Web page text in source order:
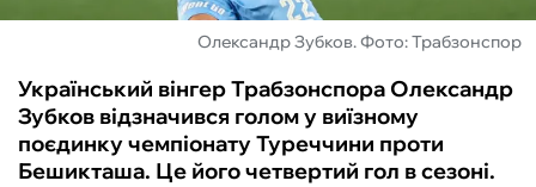
Олександр Зубков. Фото: Трабзонспор
Український вінгер Трабзонспора Олександр
Зубков відзначився голом у виїзному
поєдинку чемпіонату Туреччини проти
Бешикташа. Це його четвертий гол в сезоні.